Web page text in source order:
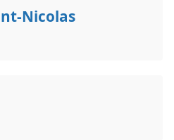
Nicolas